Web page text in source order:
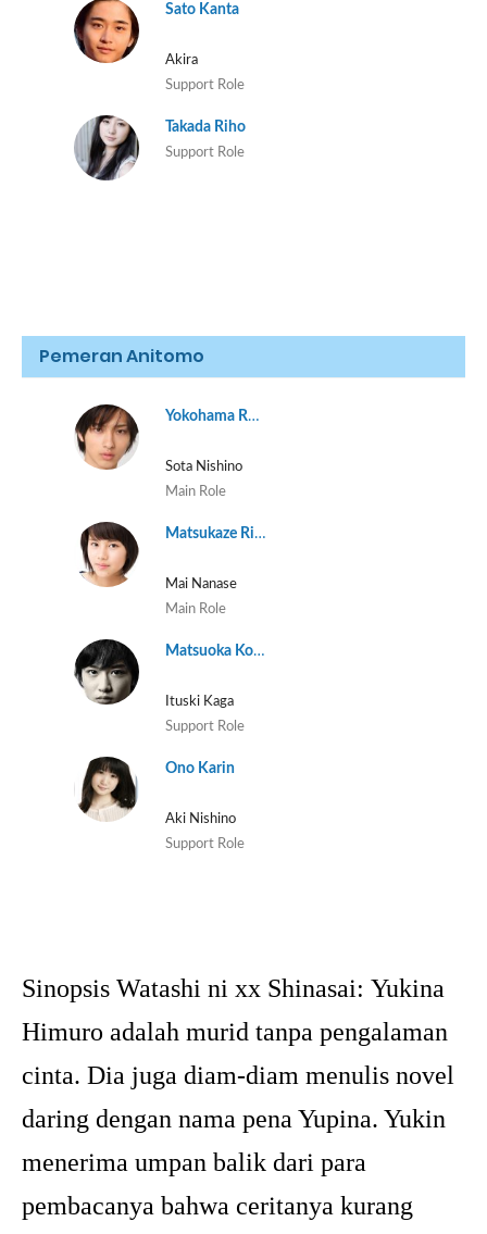
Sato Kanta
Akira
Support Role
Takada Riho
Support Role
Pemeran Anitomo
Yokohama Ryusei
Sota Nishino
Main Role
Matsukaze Risaki
Mai Nanase
Main Role
Matsuoka Koudai
Ituski Kaga
Support Role
Ono Karin
Aki Nishino
Support Role
Sinopsis Watashi ni xx Shinasai: Yukina
Himuro adalah murid tanpa pengalaman
cinta. Dia juga diam-diam menulis novel
daring dengan nama pena Yupina. Yukin
menerima umpan balik dari para
pembacanya bahwa ceritanya kurang